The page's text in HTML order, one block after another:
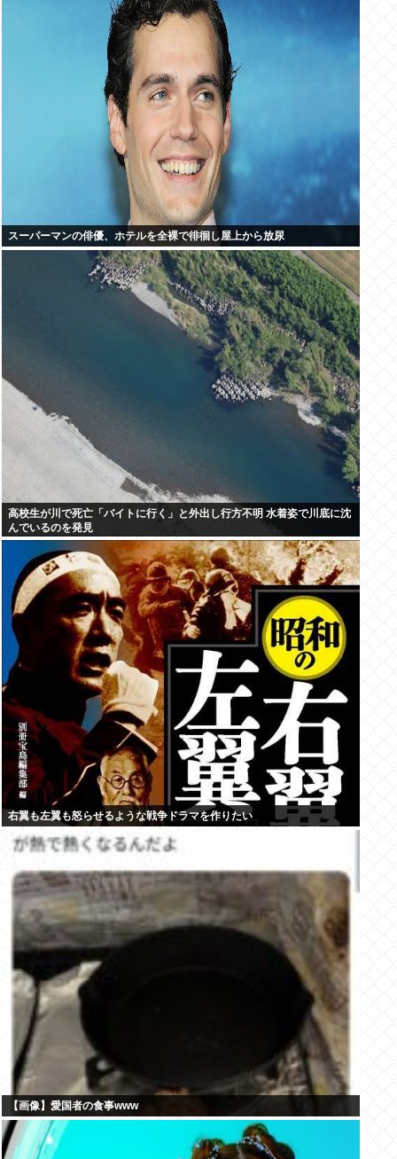
スーパーマンの俳優、ホテルを全裸で徘徊し屋上から放尿
高校生が川で死亡「バイトに行く」と外出し行方不明 水着姿で川底に沈
んでいるのを発見
右翼も左翼も怒らせるような戦争ドラマを作りたい
【画像】愛国者の食事www